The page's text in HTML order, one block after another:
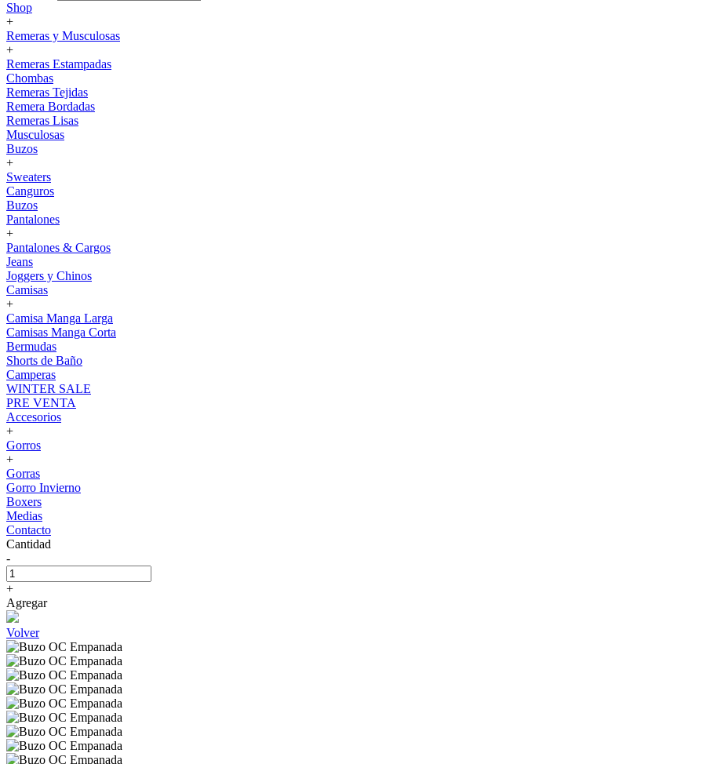
Shop
+
Remeras y Musculosas
+
Remeras Estampadas
Chombas
Remeras Tejidas
Remera Bordadas
Remeras Lisas
Musculosas
Buzos
+
Sweaters
Canguros
Buzos
Pantalones
+
Pantalones & Cargos
Jeans
Joggers y Chinos
Camisas
+
Camisa Manga Larga
Camisas Manga Corta
Bermudas
Shorts de Baño
Camperas
WINTER SALE
PRE VENTA
Accesorios
+
Gorros
+
Gorras
Gorro Invierno
Boxers
Medias
Contacto
Cantidad
-
+
Agregar
Volver